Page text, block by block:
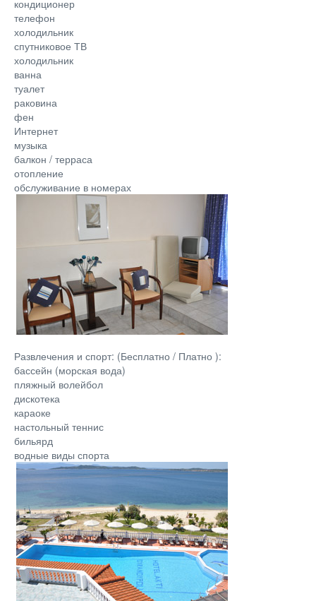
кондиционер
телефон
холодильник
спутниковое ТВ
холодильник
ванна
туалет
раковина
фен
Интернет
музыка
балкон / терраса
отопление
обслуживание в номерах
Развлечения и спорт: (Бесплатно / Платно ):
бассейн (морская вода)
пляжный волейбол
дискотека
караоке
настольный теннис
бильярд
водные виды спорта